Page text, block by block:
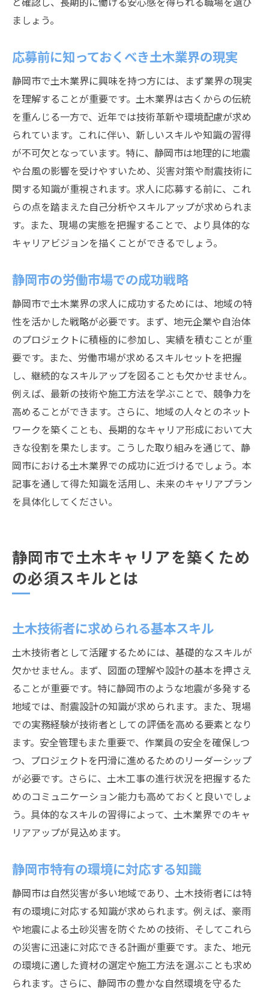
ましょう。
応募前に知っておくべき土木業界の現実
静岡市で土木業界に興味を持つ方には、まず業界の現実
を理解することが重要です。土木業界は古くからの伝統
を重んじる一方で、近年では技術革新や環境配慮が求め
られています。これに伴い、新しいスキルや知識の習得
が不可欠となっています。特に、静岡市は地理的に地震
や台風の影響を受けやすいため、災害対策や耐震技術に
関する知識が重視されます。求人に応募する前に、これ
らの点を踏まえた自己分析やスキルアップが求められま
す。また、現場の実態を把握することで、より具体的な
キャリアビジョンを描くことができるでしょう。
静岡市の労働市場での成功戦略
静岡市で土木業界の求人に成功するためには、地域の特
性を活かした戦略が必要です。まず、地元企業や自治体
のプロジェクトに積極的に参加し、実績を積むことが重
要です。また、労働市場が求めるスキルセットを把握
し、継続的なスキルアップを図ることも欠かせません。
例えば、最新の技術や施工方法を学ぶことで、競争力を
高めることができます。さらに、地域の人々とのネット
ワークを築くことも、長期的なキャリア形成において大
きな役割を果たします。こうした取り組みを通じて、静
岡市における土木業界での成功に近づけるでしょう。本
記事を通して得た知識を活用し、未来のキャリアプラン
を具体化してください。
静岡市で土木キャリアを築くため
の必須スキルとは
土木技術者に求められる基本スキル
土木技術者として活躍するためには、基礎的なスキルが
欠かせません。まず、図面の理解や設計の基本を押さえ
ることが重要です。特に静岡市のような地震が多発する
地域では、耐震設計の知識が求められます。また、現場
での実務経験が技術者としての評価を高める要素となり
ます。安全管理もまた重要で、作業員の安全を確保しつ
つ、プロジェクトを円滑に進めるためのリーダーシップ
が必要です。さらに、土木工事の進行状況を把握するた
めのコミュニケーション能力も高めておくと良いでしょ
う。具体的なスキルの習得によって、土木業界でのキャ
リアアップが見込めます。
静岡市特有の環境に対応する知識
静岡市は自然災害が多い地域であり、土木技術者には特
有の環境に対応する知識が求められます。例えば、豪雨
や地震による土砂災害を防ぐための技術、そしてこれら
の災害に迅速に対応できる計画が重要です。また、地元
の環境に適した資材の選定や施工方法を選ぶことも求め
られます。さらに、静岡市の豊かな自然環境を守るた